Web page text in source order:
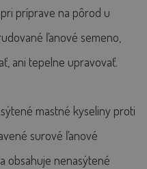
príprave na pôrod u
ľanové semeno,
ani tepelne upravovať.
mastné kyseliny proti
surové ľanové
obsahuje nenasýtené